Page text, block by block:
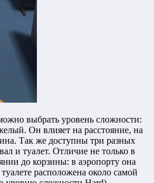
выбрать уровень сложности:
Он влияет на расстояние, на
Так же доступны три разных
и туалет. Отличие не только в
до корзины: в аэропорту она
расположена около самой